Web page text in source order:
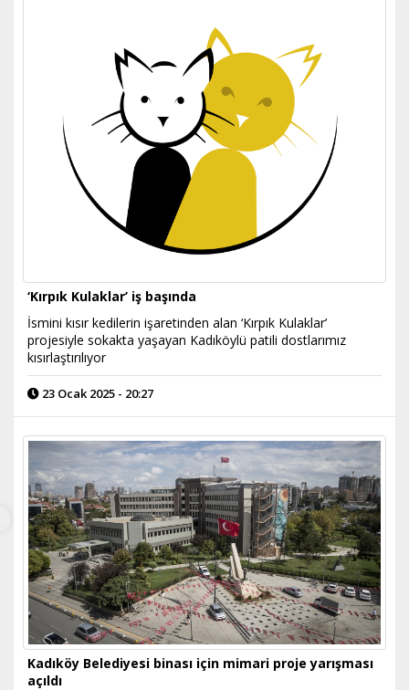
‘Kırpık Kulaklar’ iş başında
İsmini kısır kedilerin işaretinden alan ‘Kırpık Kulaklar’
projesiyle sokakta yaşayan Kadıköylü patili dostlarımız
kısırlaştırılıyor
23 Ocak 2025 - 20:27
Kadıköy Belediyesi binası için mimari proje yarışması
açıldı